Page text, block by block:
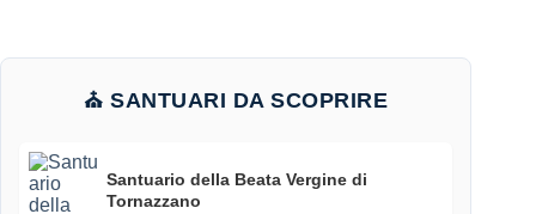
⛪ SANTUARI DA SCOPRIRE
Santuario della Beata Vergine di
Tornazzano